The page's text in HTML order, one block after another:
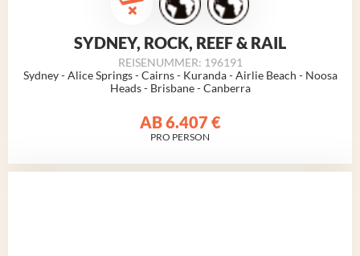
SYDNEY, ROCK, REEF & RAIL
REISENUMMER: 196191
Sydney - Alice Springs - Cairns - Kuranda - Airlie Beach - Noosa
Heads - Brisbane - Canberra
AB6.407 €
PRO PERSON